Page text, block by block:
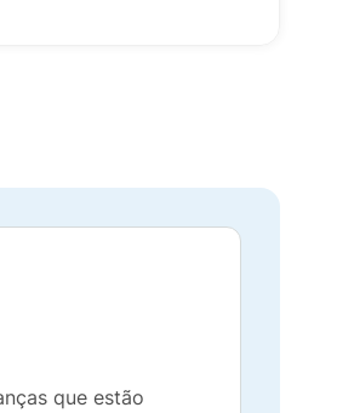
que estão